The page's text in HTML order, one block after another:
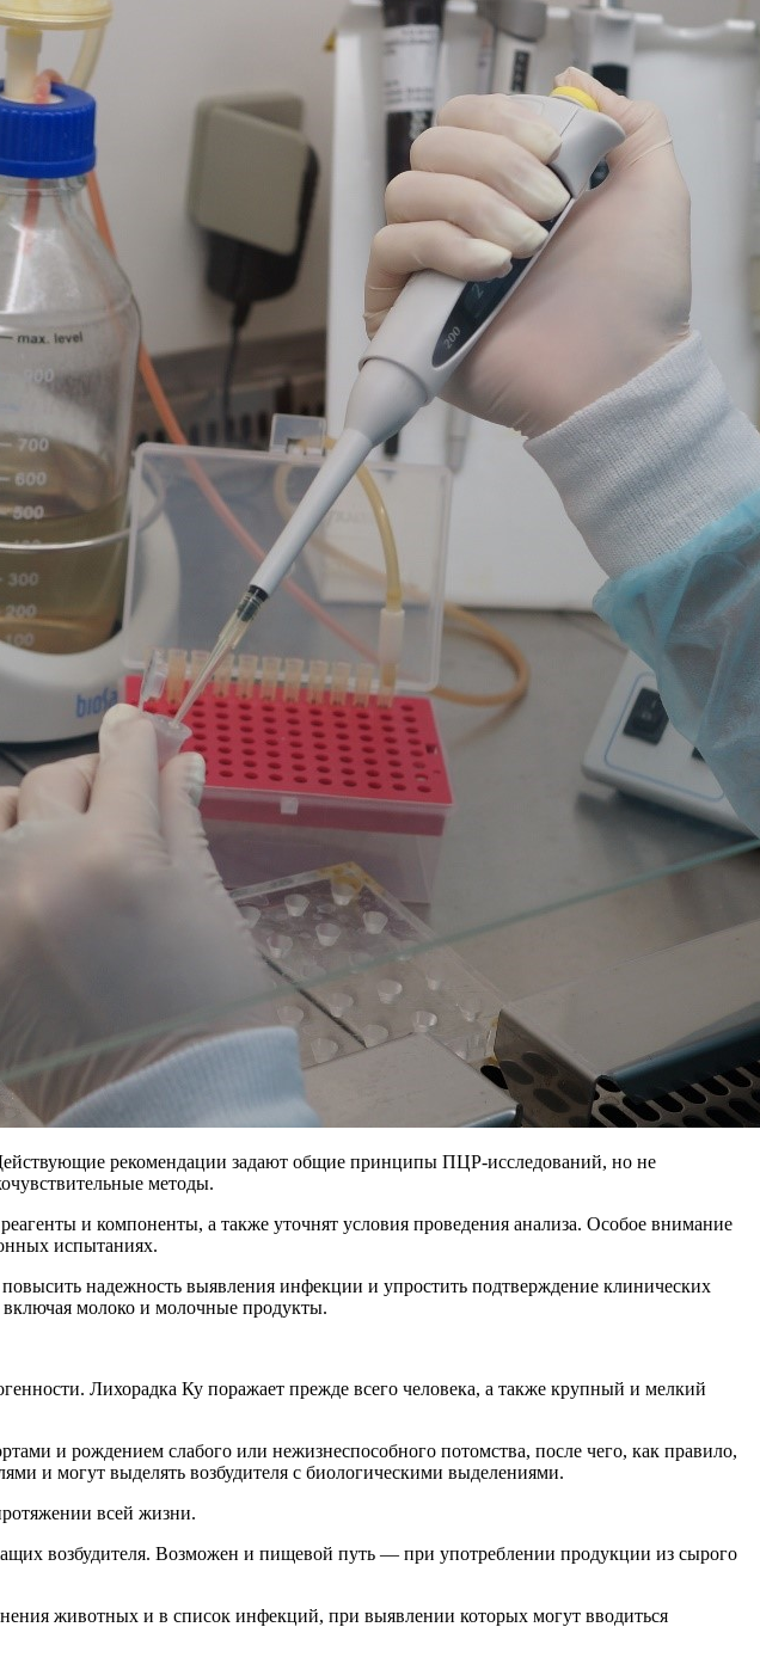
рекомендации задают общие принципы ПЦР-исследований, но не
методы.
и компоненты, а также уточнят условия проведения анализа. Особое внимание
испытаниях.
надежность выявления инфекции и упростить подтверждение клинических
молоко и молочные продукты.
Лихорадка Ку поражает прежде всего человека, а также крупный и мелкий
и рождением слабого или нежизнеспособного потомства, после чего, как правило,
и могут выделять возбудителя с биологическими выделениями.
всей жизни.
возбудителя. Возможен и пищевой путь — при употреблении продукции из сырого
животных и в список инфекций, при выявлении которых могут вводиться